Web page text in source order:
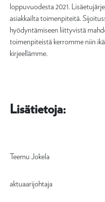
loppuvuodesta 2021.
asiakkailta toimenpiteitä.
hyödyntämiseen liittyvistä
toimenpiteistä kerromme niin
kirjeellämme.
Lisätietoja:
Teemu Jokela
aktuaarijohtaja